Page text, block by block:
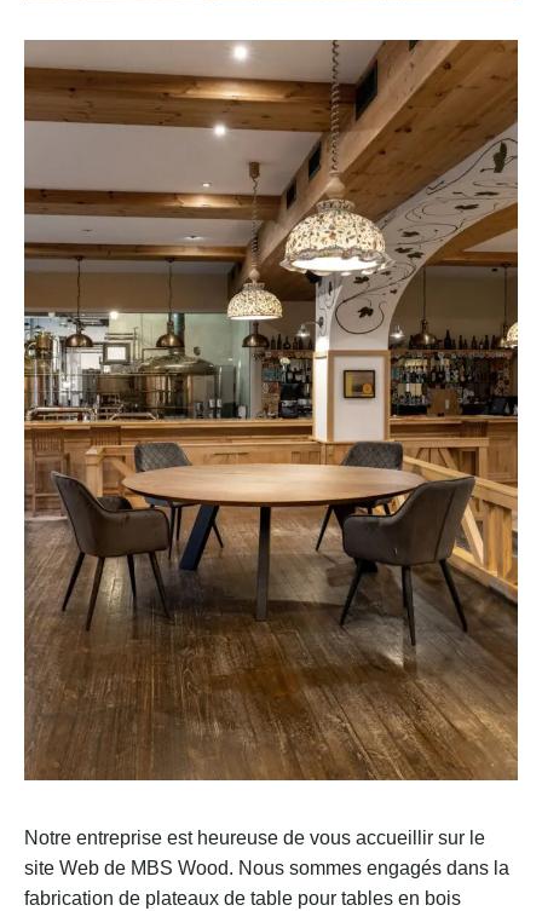
Notre entreprise est heureuse de vous accueillir sur le
site Web de MBS Wood. Nous sommes engagés dans la
fabrication de plateaux de table pour tables en bois